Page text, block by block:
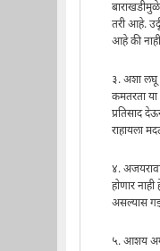
तरी आहे.
आहे की नाही
३. अशा लघू
कमतरता या
प्रतिसाद
राहायला
४.
होणार
असल्यास
५. आशय